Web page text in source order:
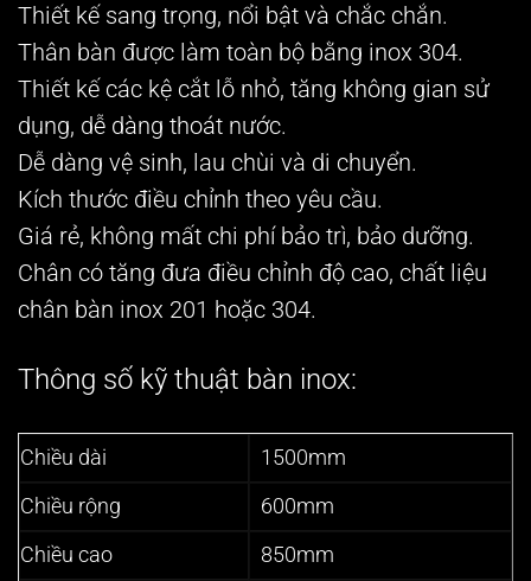
Thiết kế sang trọng, nổi bật và chắc chắn.
Thân bàn được làm toàn bộ bằng inox 304.
Thiết kế các kệ cắt lỗ nhỏ, tăng không gian sử
dụng, dễ dàng thoát nước.
Dễ dàng vệ sinh, lau chùi và di chuyển.
Kích thước điều chỉnh theo yêu cầu.
Giá rẻ, không mất chi phí bảo trì, bảo dưỡng.
Chân có tăng đưa điều chỉnh độ cao, chất liệu
chân bàn inox 201 hoặc 304.
Thông số kỹ thuật bàn inox:
Chiều dài 1500mm
Chiều rộng 600mm
Chiều cao 850mm